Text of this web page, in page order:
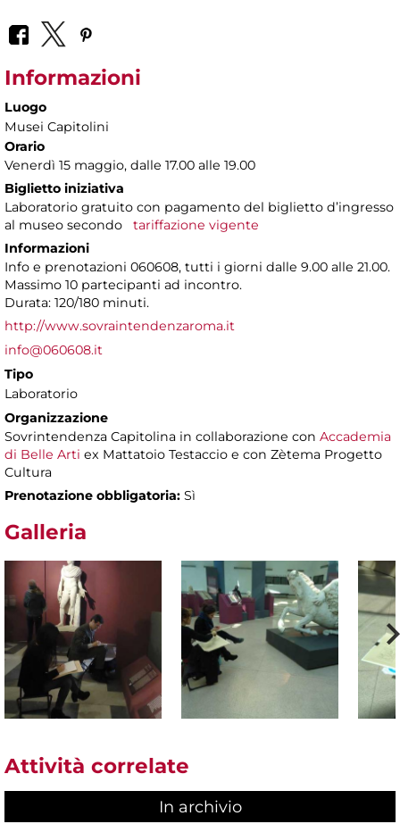
Informazioni
Luogo
Musei Capitolini
Orario
Venerdì 15 maggio, dalle 17.00 alle 19.00
Biglietto iniziativa
Laboratorio gratuito con pagamento del biglietto d’ingresso
al museo secondo tariffazione vigente
Informazioni
Info e prenotazioni 060608, tutti i giorni dalle 9.00 alle 21.00.
Massimo 10 partecipanti ad incontro.
Durata: 120/180 minuti.
http://www.sovraintendenzaroma.it
info@060608.it
Tipo
Laboratorio
Organizzazione
Sovrintendenza Capitolina in collaborazione con Accademia
di Belle Arti ex Mattatoio Testaccio e con Zètema Progetto
Cultura
Prenotazione obbligatoria: Sì
Galleria
Attività correlate
In archivio